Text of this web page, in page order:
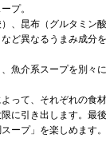
プ。
、昆布（グルタミン
ど異なるうまみ成分
魚介系スープを別々
って、それぞれの食
に引き出します。最
ープ」を楽しめます。